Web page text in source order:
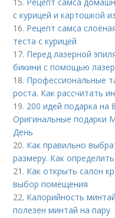
с курицей и картошкой
16. Рецепт самса
теста с курицей
17. Перед лазерной
бикини с помощью
18. Профессиональные
роста. Как рассчитать
19. 200 идей подарка на
Оригинальные подарки
День
20. Как правильно
размеру. Как
21. Как открыть салон
выбор помещения
22. Калорийность
полезен минтай на пару